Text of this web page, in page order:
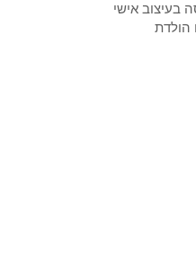
בעיצוב אישי
הולדת